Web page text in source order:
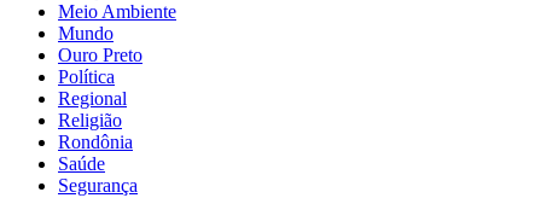
Meio Ambiente
Mundo
Ouro Preto
Política
Regional
Religião
Rondônia
Saúde
Segurança